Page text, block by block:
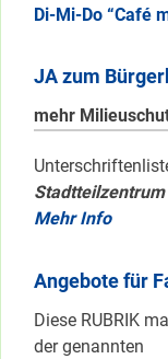
Di-Mi-Do “Café
JA zum
mehr
Mehr Info
Angebote für
Diese RUBRIK
der genannten